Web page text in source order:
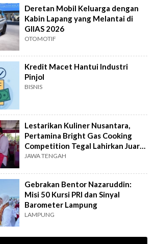
Deretan Mobil Keluarga dengan
Kabin Lapang yang Melantai di
GIIAS 2026
OTOMOTIF
Kredit Macet Hantui Industri
Pinjol
BISNIS
Lestarikan Kuliner Nusantara,
Pertamina Bright Gas Cooking
Competition Tegal Lahirkan Juara
Baru
JAWA TENGAH
Gebrakan Bentor Nazaruddin:
Misi 50 Kursi PRI dan Sinyal
Barometer Lampung
LAMPUNG